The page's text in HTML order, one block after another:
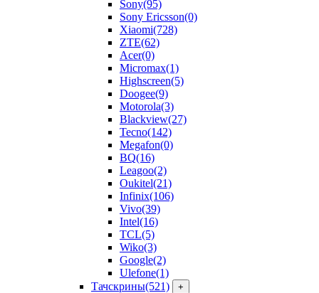
Sony(95)
Sony Ericsson(0)
Xiaomi(728)
ZTE(62)
Acer(0)
Micromax(1)
Highscreen(5)
Doogee(9)
Motorola(3)
Blackview(27)
Tecno(142)
Megafon(0)
BQ(16)
Leagoo(2)
Oukitel(21)
Infinix(106)
Vivo(39)
Intel(16)
TCL(5)
Wiko(3)
Google(2)
Ulefone(1)
Тачскрины(521) +